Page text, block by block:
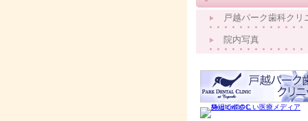
戸越パーク歯科クリ
院内写真